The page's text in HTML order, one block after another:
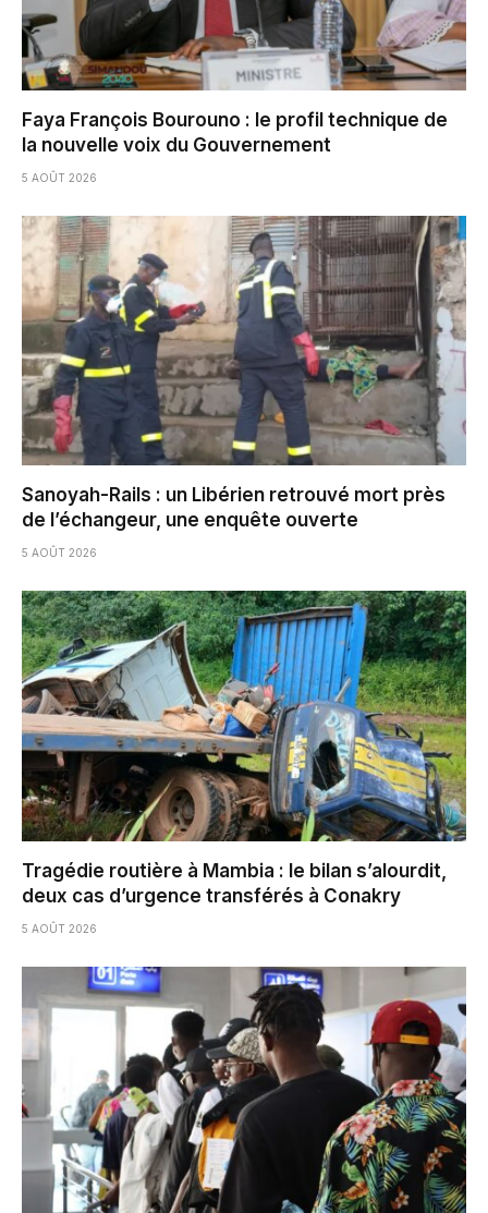
Faya François Bourouno : le profil technique de
la nouvelle voix du Gouvernement
5 AOÛT 2026
Sanoyah-Rails : un Libérien retrouvé mort près
de l’échangeur, une enquête ouverte
5 AOÛT 2026
Tragédie routière à Mambia : le bilan s’alourdit,
deux cas d’urgence transférés à Conakry
5 AOÛT 2026